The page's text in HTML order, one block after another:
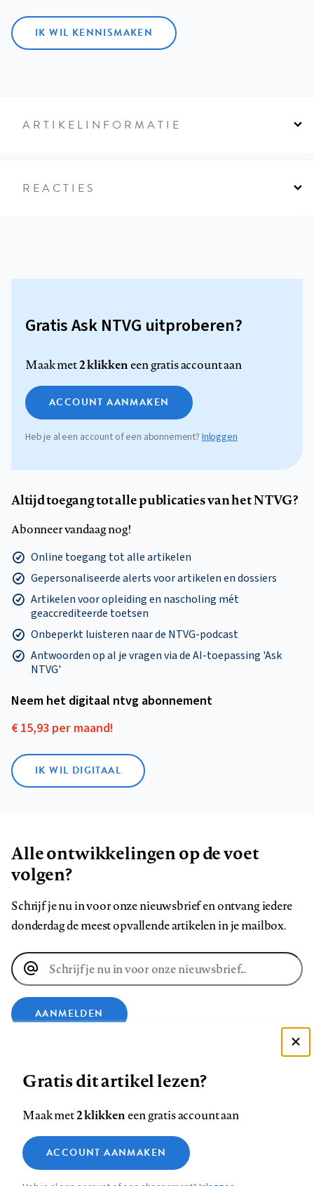
IK WIL KENNISMAKEN
ARTIKELINFORMATIE
REACTIES
Gratis Ask NTVG uitproberen?
Maak met2 klikkeneen gratis account aan
ACCOUNT AANMAKEN
Heb je al een account of een abonnement?Inloggen
Altijd toegang tot alle publicaties van het NTVG?
Abonneer vandaag nog!
Online toegang tot alle artikelen
Gepersonaliseerde alerts voor artikelen en dossiers
Artikelen voor opleiding en nascholing mét
geaccrediteerde toetsen
Onbeperkt luisteren naar de NTVG-podcast
Antwoorden op al je vragen via de AI-toepassing 'Ask
NTVG'
Neem het digitaal ntvg abonnement
€ 15,93 per maand!
IK WIL DIGITAAL
Alle ontwikkelingen op de voet
volgen?
Schrijf je nu in voor onze nieuwsbrief en ontvang iedere
donderdag de meest opvallende artikelen in je mailbox.
E-
mailadres
AANMELDEN
op
Facebook
op
LinkedIn
op
Bluesky
ons
op
InstagramYouTube
Footer
Contact Colofon Disclaimer Privacy
Medische vragen verdienen
betrouwbare antwoorden
Zie onze cookie policy
Analytische cookies
Gratis dit artikel lezen?
Maak met2 klikkeneen gratis account aan
ACCOUNT AANMAKEN